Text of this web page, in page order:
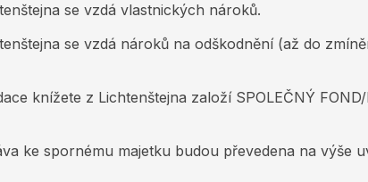
se vzdá vlastnických nároků.
se vzdá nároků na odškodnění (až do
knížete z Lichtenštejna založí SPOLEČNÝ FOND/
ke spornému majetku budou převedena na výše